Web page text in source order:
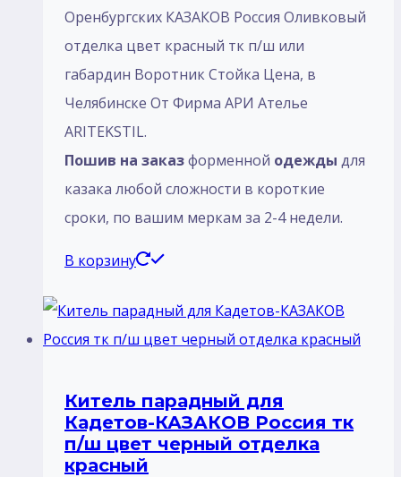
Оренбургских КАЗАКОВ Россия Оливковый
отделка цвет красный тк п/ш или
габардин Воротник Стойка Цена, в
Челябинске От Фирма АРИ Ателье
ARITEKSTIL.
Пошив на заказформенной одежды для
казака любой сложности в короткие
сроки, по вашим меркам за 2-4 недели.
В корзину
Китель парадный для
Кадетов-КАЗАКОВ Россия тк
п/ш цвет черный отделка
красный